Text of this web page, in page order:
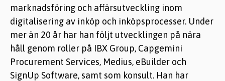
marknadsföring och affärsutveckling inom
digitalisering av inköp och inköpsprocesser. Under
mer än 20 år har han följt utvecklingen på nära
håll genom roller på IBX Group, Capgemini
Procurement Services, Medius, eBuilder och
SignUp Software, samt som konsult. Han har